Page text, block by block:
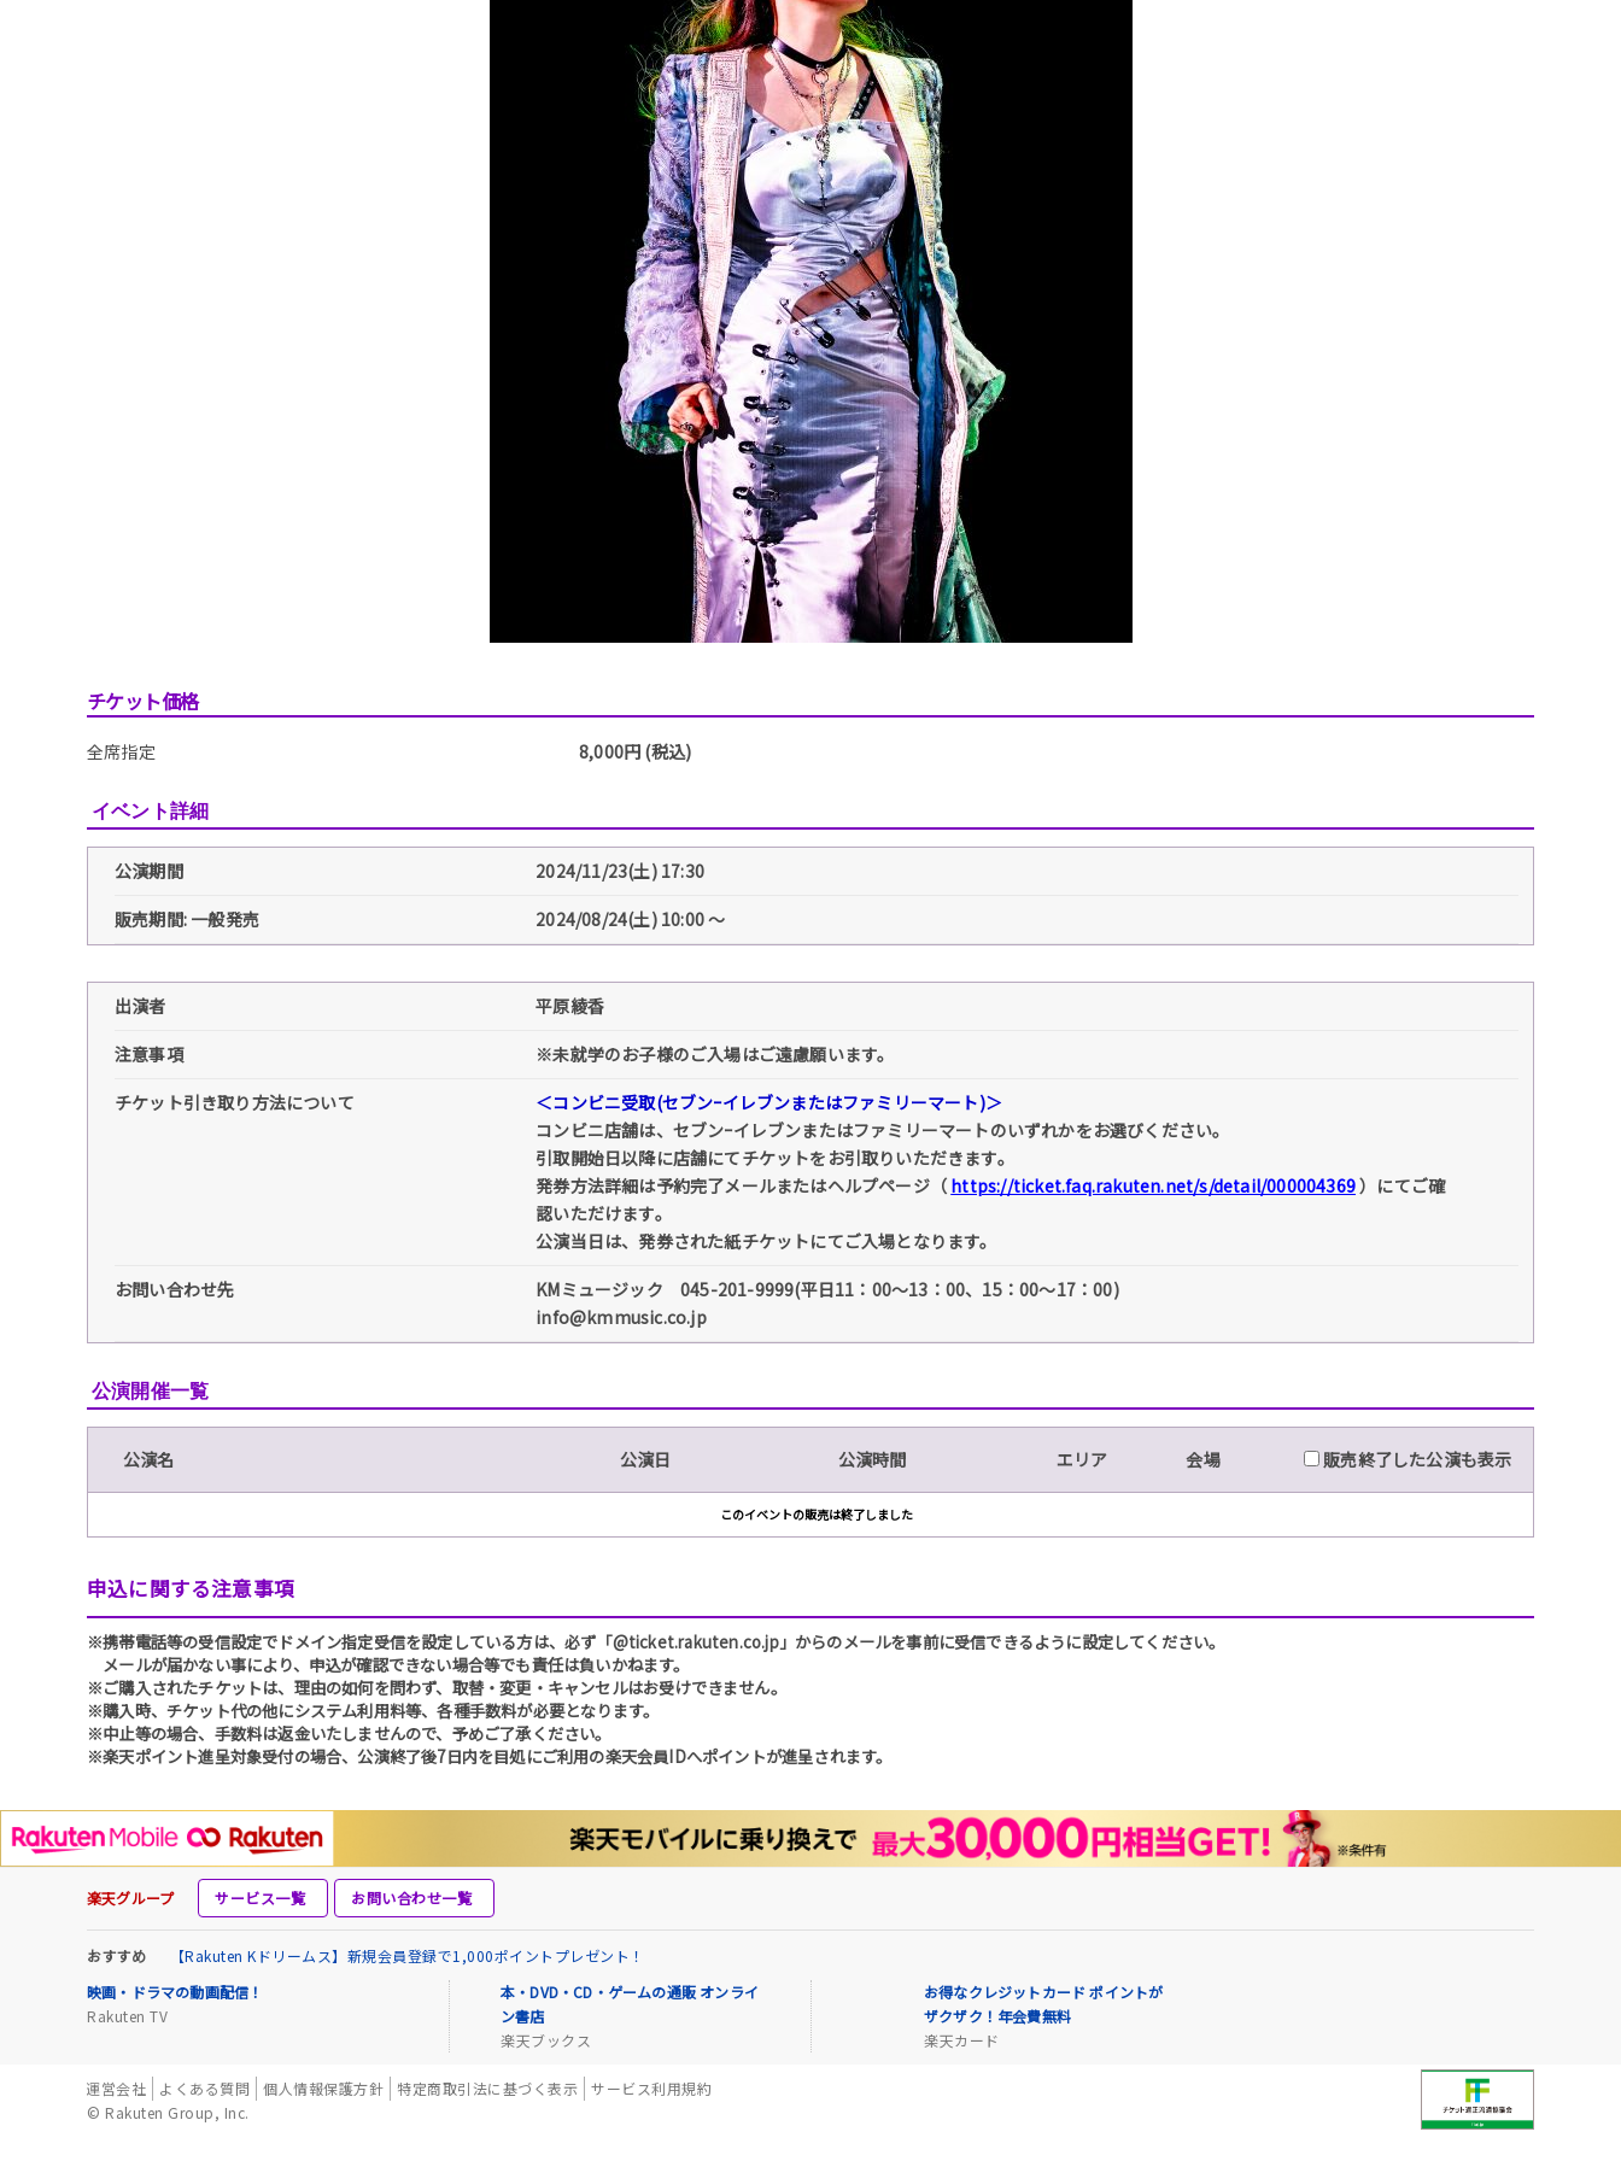
チケット価格
全席指定 8,000円 (税込)
イベント詳細
公演期間
2024/11/23(土) 17:30
販売期間: 一般発売
2024/08/24(土) 10:00 〜
出演者
平原綾香
注意事項
※未就学のお子様のご入場はご遠慮願います。
チケット引き取り方法について
＜コンビニ受取(セブンｰイレブンまたはファミリーマート)＞
コンビニ店舗は、セブンｰイレブンまたはファミリーマートのいずれかをお選びください。
引取開始日以降に店舗にてチケットをお引取りいただきます。
発券方法詳細は予約完了メールまたはヘルプページ（ https://ticket.faq.rakuten.net/s/detail/000004369）にてご確
認いただけます。
公演当日は、発券された紙チケットにてご入場となります。
お問い合わせ先
KMミュージック 045-201-9999(平日11：00～13：00、15：00～17：00)
info@kmmusic.co.jp
公演開催一覧
公演名 公演日 公演時間 エリア 会場 販売終了した公演も表示
このイベントの販売は終了しました
申込に関する注意事項
※携帯電話等の受信設定でドメイン指定受信を設定している方は、必ず「@ticket.rakuten.co.jp」からのメールを事前に受信できるように設定してください。
メールが届かない事により、申込が確認できない場合等でも責任は負いかねます。
※ご購入されたチケットは、理由の如何を問わず、取替・変更・キャンセルはお受けできません。
※購入時、チケット代の他にシステム利用料等、各種手数料が必要となります。
※中止等の場合、手数料は返金いたしませんので、予めご了承ください。
※楽天ポイント進呈対象受付の場合、公演終了後7日内を目処にご利用の楽天会員IDへポイントが進呈されます。
楽天グループ サービス一覧 お問い合わせ一覧
おすすめ
【Rakuten Kドリームス】新規会員登録で1,000ポイントプレゼント！
映画・ドラマの動画配信！
Rakuten TV
本・DVD・CD・ゲームの通販 オンライ
ン書店
楽天ブックス
お得なクレジットカード ポイントが
ザクザク！年会費無料
楽天カード
運営会社 よくある質問 個人情報保護方針 特定商取引法に基づく表示
サービス利用規約
© Rakuten Group, Inc.